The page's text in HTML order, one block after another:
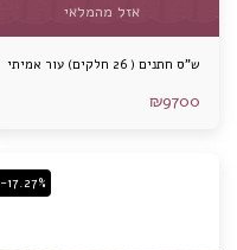
אזל מהמלאי
ש"ס חתנים ( 26 חלקים) עור אמיתי
₪9700
-17.27%